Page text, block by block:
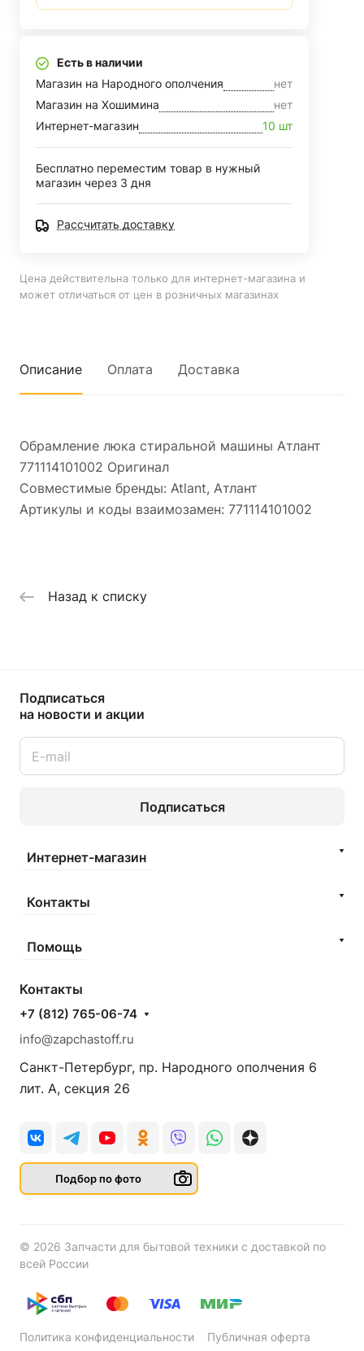
Есть в наличии
Магазин на Народного ополчения
нет
Магазин на Хошимина
нет
Интернет-магазин
10 шт
Бесплатно переместим товар в нужный
магазин через 3 дня
Рассчитать доставку
Цена действительна только для интернет-магазина и
может отличаться от цен в розничных магазинах
Описание Оплата Доставка
Обрамление люка стиральной машины Атлант
771114101002 Оригинал
Совместимые бренды: Atlant, Атлант
Артикулы и коды взаимозамен: 771114101002
Назад к списку
Подписаться
на новости и акции
Подписаться
Интернет-магазин
Контакты
Помощь
Контакты
+7 (812) 765-06-74
info@zapchastoff.ru
Санкт-Петербург, пр. Народного ополчения 6
лит. А, секция 26
Подбор по фото
© 2026 Запчасти для бытовой техники с доставкой по
всей России
Политика конфиденциальности Публичная оферта